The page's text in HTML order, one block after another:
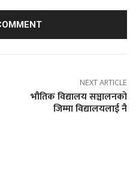
NEXT ARTICLE
भौतिक विद्यालय सञ्चालनको
जिम्मा विद्यालयलाई नै